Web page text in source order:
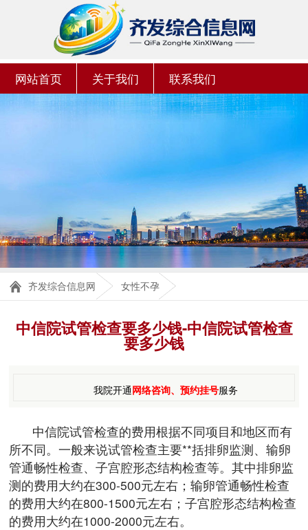
网站首页 关于我们 联系我们
齐发综合信息网 女性不孕
中信院试管检查要多少钱-中信院试管检查
要多少钱
我院开通网络咨询、预约挂号服务
中信院试管检查的费用根据不同项目和地区而有
所不同。一般来说试管检查主要**括排卵监测、输卵
管通畅性检查、子宫腔形态结构检查等。其中排卵监
测的费用大约在300-500元左右；输卵管通畅性检查
的费用大约在800-1500元左右；子宫腔形态结构检查
的费用大约在1000-2000元左右。